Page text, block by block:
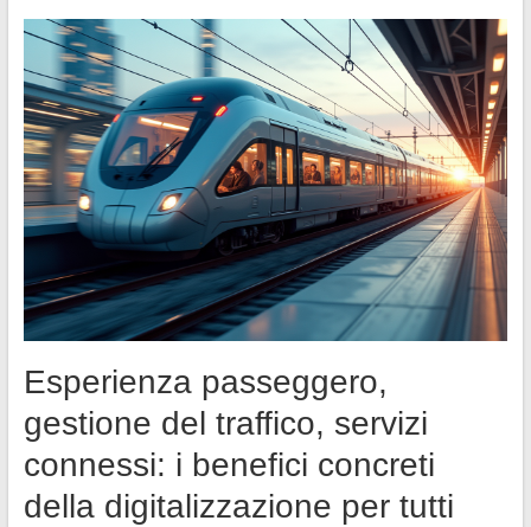
Esperienza passeggero,
gestione del traffico, servizi
connessi: i benefici concreti
della digitalizzazione per tutti